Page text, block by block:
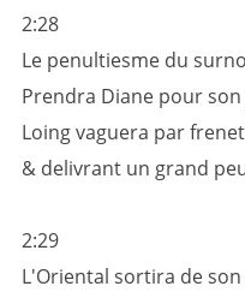
2:28
Le penultiesme du
Prendra Diane pour
Loing vaguera par
& delivrant un grand
2:29
L'Oriental sortira de son